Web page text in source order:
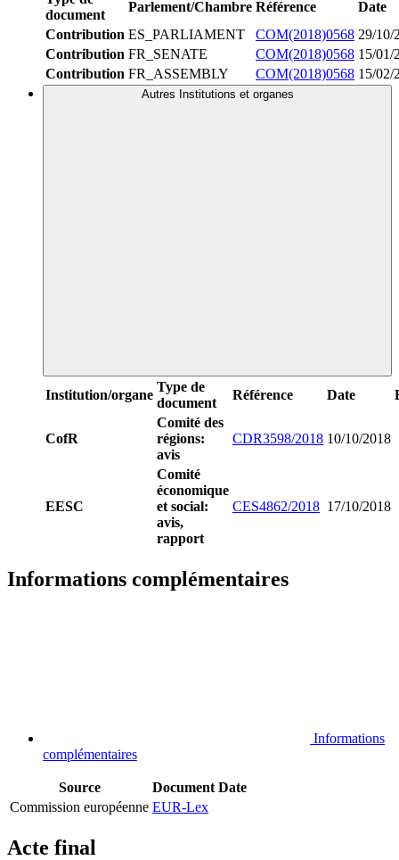
document
Parlement/Chambre Référence
Date
Contribution ES_PARLIAMENT COM(2018)0568 29/10/
Contribution FR_SENATE COM(2018)0568 15/01/
Contribution FR_ASSEMBLY COM(2018)0568 15/02/
Autres Institutions et organes
Institution/organe
Type de
document
Référence Date
CofR
Comité des
régions:
avis
CDR3598/2018 10/10/2018
EESC
Comité
économique
et social:
avis,
rapport
CES4862/2018 17/10/2018
Informations complémentaires
Informations
complémentaires
Source Document Date
Commission européenne EUR-Lex
Acte final